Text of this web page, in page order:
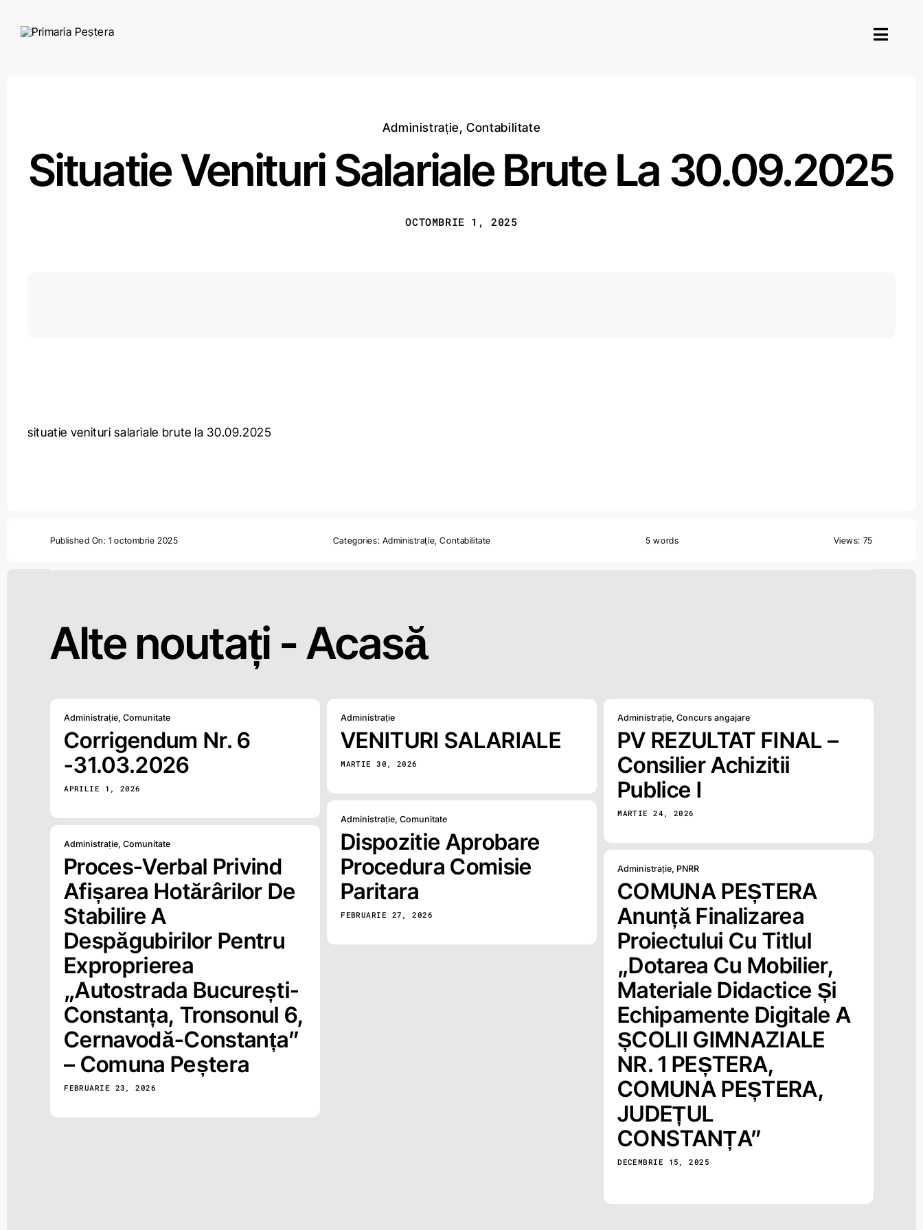
content
Termeni și condiții
Administrație,Contabilitate
Situatie Venituri Salariale Brute La 30.09.2025
OCTOMBRIE 1, 2025
situatie venituri salariale brute la 30.09.2025
Published On: 1 octombrie 2025 Categories: Administrație ,Contabilitate 5 words Views: 75
Alte noutați -Acasă
Administrație ,Comunitate
Corrigendum Nr. 6
-31.03.2026
APRILIE 1, 2026
Administrație
VENITURI SALARIALE
MARTIE 30, 2026
Administrație ,Concurs angajare
PV REZULTAT FINAL –
Consilier Achizitii
Publice I
MARTIE 24, 2026
Administrație ,Comunitate
Dispozitie Aprobare
Procedura Comisie
Paritara
FEBRUARIE 27, 2026
Administrație ,Comunitate
Proces-Verbal Privind
Afișarea Hotărârilor De
Stabilire A
Despăgubirilor Pentru
Exproprierea
„Autostrada București-
Constanța, Tronsonul 6,
Cernavodă-Constanța”
– Comuna Peștera
FEBRUARIE 23, 2026
Administrație PNRR
COMUNA PEȘTERA
Anunță Finalizarea
Proiectului Cu Titlul
„Dotarea Cu Mobilier,
Materiale Didactice Și
Echipamente Digitale A
ȘCOLII GIMNAZIALE
NR. 1 PEȘTERA,
COMUNA PEȘTERA,
JUDEȚUL
CONSTANȚA”
DECEMBRIE 15, 2025